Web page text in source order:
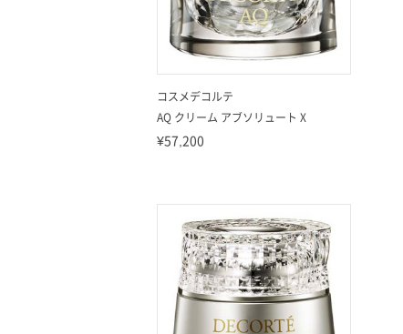
コスメデコルテ
AQ クリーム アブソリュート X
¥57,200